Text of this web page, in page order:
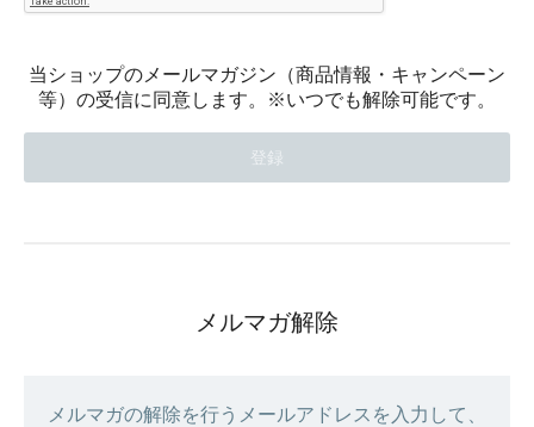
当ショップのメールマガジン（商品情報・キャンペーン
等）の受信に同意します。※いつでも解除可能です。
メルマガ解除
メルマガの解除を行うメールアドレスを入力して、